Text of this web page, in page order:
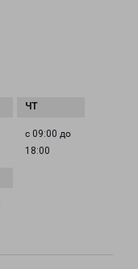
с 09:00 до
18:00